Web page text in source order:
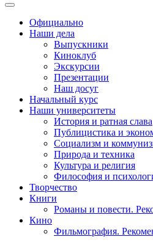
Официально
Наши дела
Выпускники
Киноклуб
Экскурсии
Презентации
Наш досуг
Начальный курс
Наши университеты
История и ратная слава
Публицистика и
Социализм и
Природа и техника
Культура и религия
Философия и
Творчество
Книги
Романы и повести.
Кино
Фильмография.